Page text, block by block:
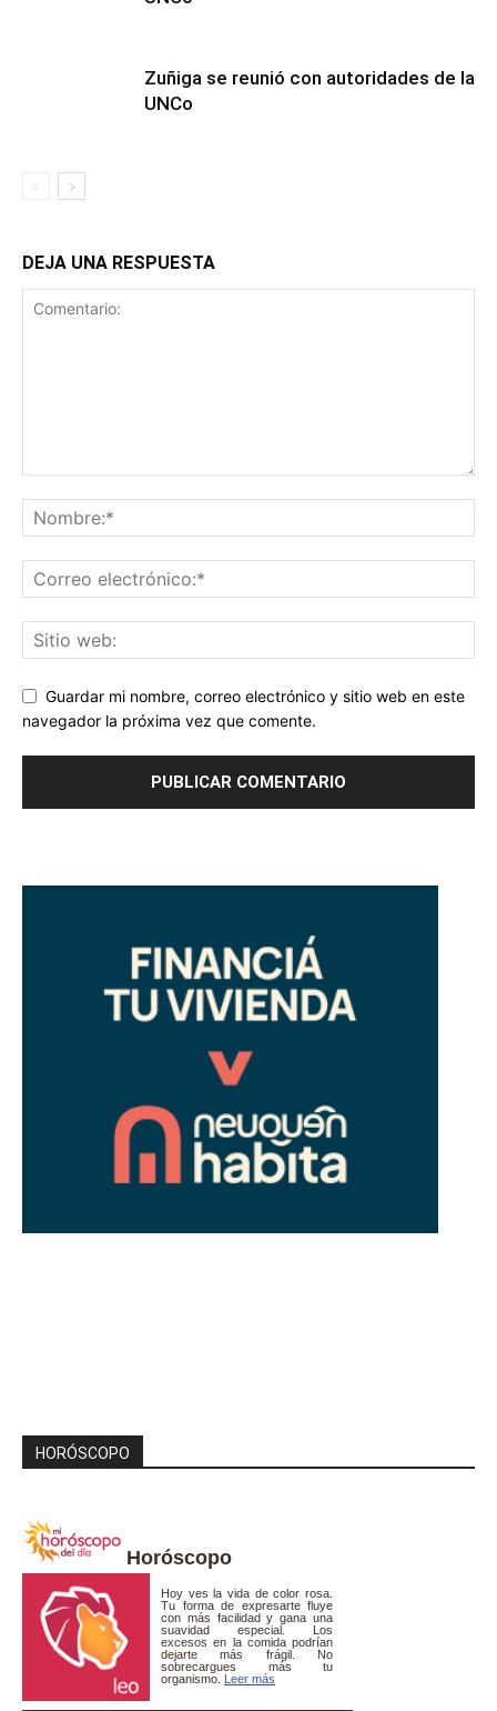
Zuñiga se reunió con autoridades de la
UNCo
DEJA UNA RESPUESTA
Guardar mi nombre, correo electrónico y sitio web en este
navegador la próxima vez que comente.
HORÓSCOPO
Horóscopo